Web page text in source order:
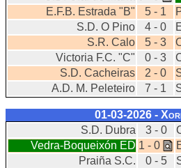
E.F.B. Estrada "B"
5 - 1
S.D. O Pino
4 - 0
S.R. Calo
5 - 3
Victoria F.C. "C"
0 - 3
S.D. Cacheiras
2 - 0
A.D. M. Peleteiro
7 - 1
01-03-2026 -
S.D. Dubra
3 - 0
Vedra-Boqueixón ED 1 - 0
Praiña S.C.
0 - 5